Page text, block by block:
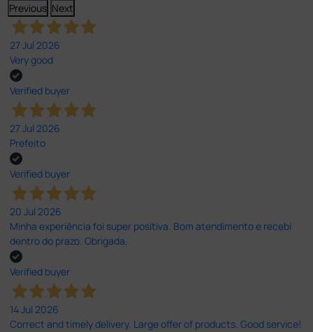
Previous Next
27 Jul 2026
Very good
Verified buyer
27 Jul 2026
Prefeito
Verified buyer
20 Jul 2026
Minha experiência foi super positiva. Bom atendimento e recebi
dentro do prazo. Obrigada.
Verified buyer
14 Jul 2026
Correct and timely delivery. Large offer of products. Good service!